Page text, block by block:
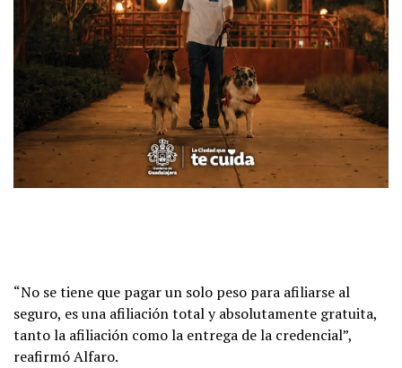
“No se tiene que pagar un solo peso para afiliarse al
seguro, es una afiliación total y absolutamente gratuita,
tanto la afiliación como la entrega de la credencial”,
reafirmó Alfaro.